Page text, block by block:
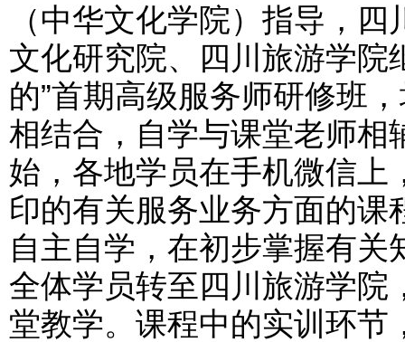
（中华文化学院）指导，
文化研究院、四川旅游学院
的”首期高级服务师研修班
相结合，自学与课堂老师相
始，各地学员在手机微信上
印的有关服务业务方面的课
自主自学，在初步掌握有
全体学员转至四川旅游学院
堂教学。课程中的实训环节